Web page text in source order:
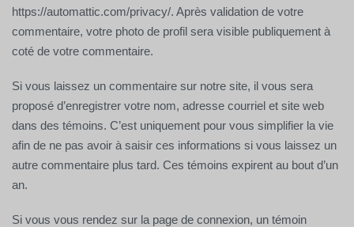
https://automattic.com/privacy/. Après validation de votre
commentaire, votre photo de profil sera visible publiquement à
coté de votre commentaire.
Si vous laissez un commentaire sur notre site, il vous sera
proposé d’enregistrer votre nom, adresse courriel et site web
dans des témoins. C’est uniquement pour vous simplifier la vie
afin de ne pas avoir à saisir ces informations si vous laissez un
autre commentaire plus tard. Ces témoins expirent au bout d’un
an.
Si vous vous rendez sur la page de connexion, un témoin